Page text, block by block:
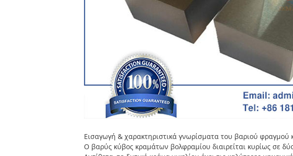
Εισαγωγή & χαρακτηριστικά γνωρίσματα του βαριού
Ο βαρύς κύβος κραμάτων βολφραμίου διαιρείται κυρίως σε